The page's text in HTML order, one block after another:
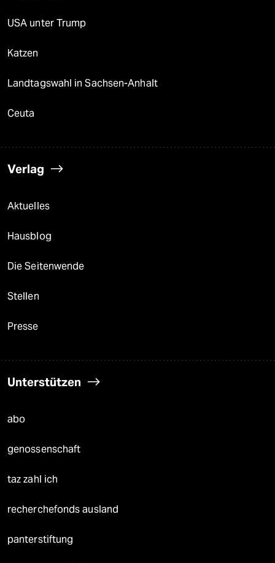
USA unter Trump
Katzen
Landtagswahl in Sachsen-Anhalt
Ceuta
Verlag
Aktuelles
Hausblog
Die Seitenwende
Stellen
Presse
Unterstützen
abo
genossenschaft
taz zahl ich
recherchefonds ausland
panterstiftung